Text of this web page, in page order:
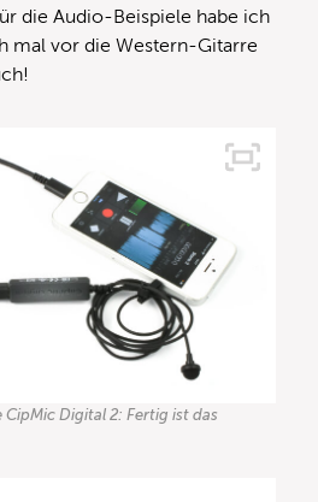
die Audio-Beispiele habe ich
mal vor die Western-Gitarre
Digital 2: Fertig ist das